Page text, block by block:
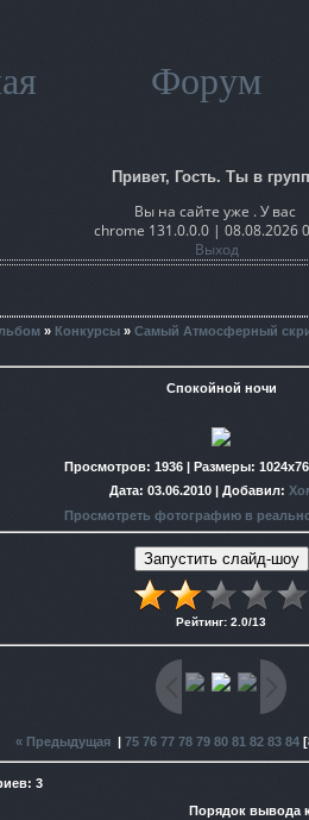
Форум
Привет, Гость. Ты в
Вы на сайте уже . У вас
chrome 131.0.0.0 | 08.08.2026
Выход
» Конкурсы » Самый Атмосферный
Спокойной ночи
Просмотров: 1936 | Размеры:
Дата: 03.06.2010 | Добавил:
Просмотреть фотографию в
Рейтинг: 2.0/13
« Предыдущая| 75 76 77 78 79 80 81 82 83 84[
: 3
Порядок вывода